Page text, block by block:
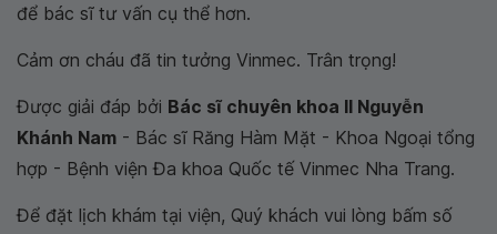
để bác sĩ tư vấn cụ thể hơn.
Cảm ơn cháu đã tin tưởng Vinmec. Trân trọng!
Được giải đáp bởi Bác sĩ chuyên khoa II Nguyễn
Khánh Nam - Bác sĩ Răng Hàm Mặt - Khoa Ngoại tổng
hợp - Bệnh viện Đa khoa Quốc tế Vinmec Nha Trang.
Để đặt lịch khám tại viện, Quý khách vui lòng bấm số